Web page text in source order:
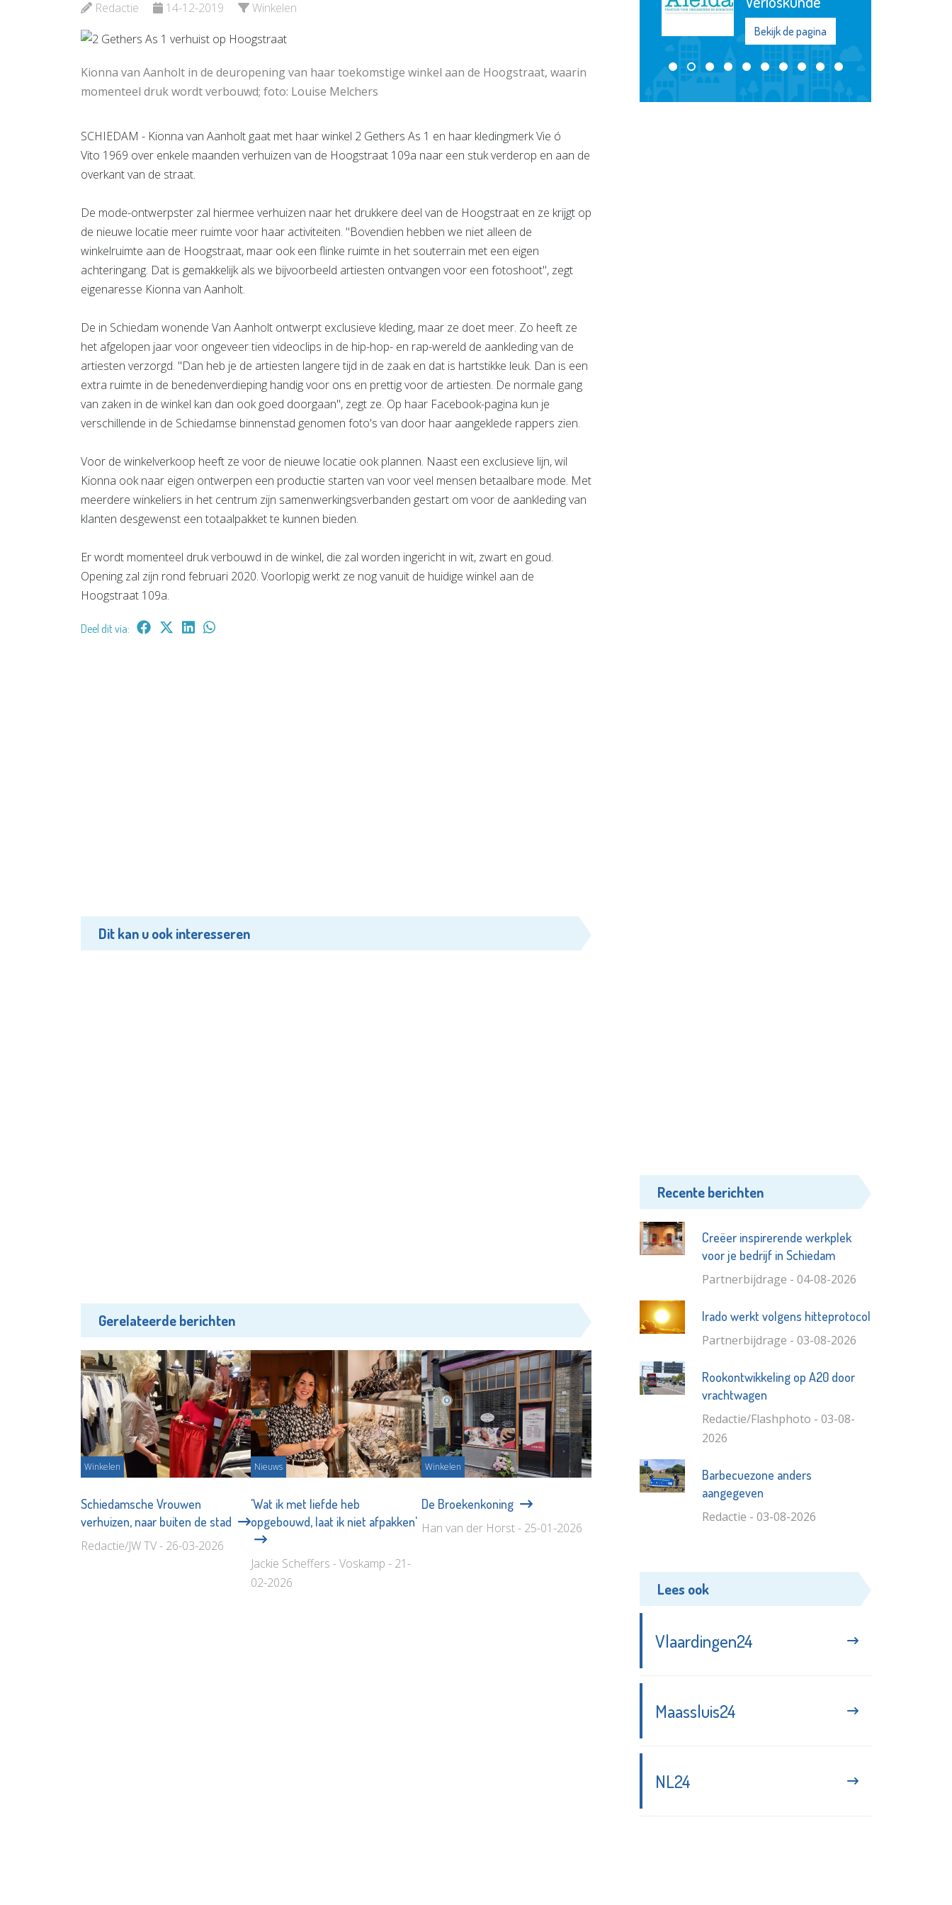
Redactie 14-12-2019 Winkelen
Kionna van Aanholt in de deuropening van haar toekomstige winkel aan de Hoogstraat, waarin
momenteel druk wordt verbouwd; foto: Louise Melchers
SCHIEDAM - Kionna van Aanholt gaat met haar winkel 2 Gethers As 1 en haar kledingmerk Vie ó
Vito 1969 over enkele maanden verhuizen van de Hoogstraat 109a naar een stuk verderop en aan de
overkant van de straat.
De mode-ontwerpster zal hiermee verhuizen naar het drukkere deel van de Hoogstraat en ze krijgt op
de nieuwe locatie meer ruimte voor haar activiteiten. "Bovendien hebben we niet alleen de
winkelruimte aan de Hoogstraat, maar ook een flinke ruimte in het souterrain met een eigen
achteringang. Dat is gemakkelijk als we bijvoorbeeld artiesten ontvangen voor een fotoshoot", zegt
eigenaresse Kionna van Aanholt.
De in Schiedam wonende Van Aanholt ontwerpt exclusieve kleding, maar ze doet meer. Zo heeft ze
het afgelopen jaar voor ongeveer tien videoclips in de hip-hop- en rap-wereld de aankleding van de
artiesten verzorgd. "Dan heb je de artiesten langere tijd in de zaak en dat is hartstikke leuk. Dan is een
extra ruimte in de benedenverdieping handig voor ons en prettig voor de artiesten. De normale gang
van zaken in de winkel kan dan ook goed doorgaan", zegt ze. Op haar Facebook-pagina kun je
verschillende in de Schiedamse binnenstad genomen foto's van door haar aangeklede rappers zien.
Voor de winkelverkoop heeft ze voor de nieuwe locatie ook plannen. Naast een exclusieve lijn, wil
Kionna ook naar eigen ontwerpen een productie starten van voor veel mensen betaalbare mode. Met
meerdere winkeliers in het centrum zijn samenwerkingsverbanden gestart om voor de aankleding van
klanten desgewenst een totaalpakket te kunnen bieden.
Er wordt momenteel druk verbouwd in de winkel, die zal worden ingericht in wit, zwart en goud.
Opening zal zijn rond februari 2020. Voorlopig werkt ze nog vanuit de huidige winkel aan de
Hoogstraat 109a.
Deel dit via:
Dit kan u ook interesseren
Gerelateerde berichten
Winkelen
Schiedamsche Vrouwen
verhuizen, naar buiten de stad
Redactie/JW TV - 26-03-2026
Nieuws
'Wat ik met liefde heb
opgebouwd, laat ik niet afpakken'
Jackie Scheffers - Voskamp - 21-
02-2026
Winkelen
De Broekenkoning
Han van der Horst - 25-01-2026
Bekijk de pagina
Bekijk de pagina
Recente berichten
Creëer inspirerende werkplek
voor je bedrijf in Schiedam
Partnerbijdrage - 04-08-2026
Irado werkt volgens hitteprotocol
Partnerbijdrage - 03-08-2026
Rookontwikkeling op A20 door
vrachtwagen
Redactie/Flashphoto - 03-08-
2026
Barbecuezone anders
aangegeven
Redactie - 03-08-2026
Lees ook
Vlaardingen24
Maassluis24
NL24